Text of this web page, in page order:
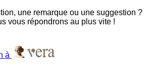
une remarque ou une suggestion ?
vous répondrons au plus vite !
à